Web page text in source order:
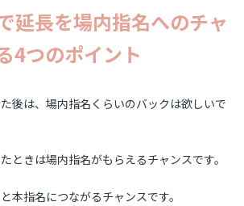
延長を場内指名へのチャ
4つのポイント
後は、場内指名くらいのバックは欲しいで
ときは場内指名がもらえるチャンスです。
本指名につながるチャンスです。